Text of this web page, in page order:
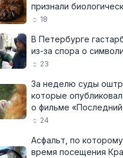
признали
18
В Петербурге
из-за спора о
23
За неделю суды
которые
о фильме
24
Асфальт, по
время посещения